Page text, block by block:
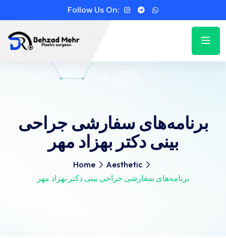
Follow Us On:
برنامه‌های سفارشی جراحی
بینی دکتر بهزاد مهر
Home
Aesthetic
برنامه‌های سفارشی جراحی بینی دکتر بهزاد مهر